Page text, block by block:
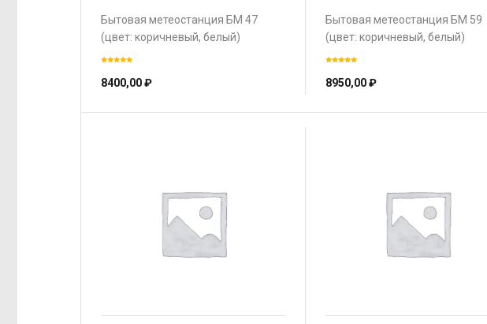
Бытовая метеостанция БМ 47
(цвет: коричневый, белый)
8400,00₽
Бытовая метеостанция БМ 59
(цвет: коричневый, белый)
8950,00₽